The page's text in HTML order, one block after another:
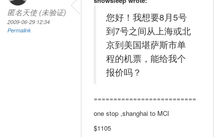
匿名天使 (未验证)
2009-06-29 12:34
Permalink
您好！我想要8月5号
到7号之间从上海或北
京到美国堪萨斯市单
程的机票，能给我个
报价吗？
==========================
one stop ,shanghai to MCI
$1105